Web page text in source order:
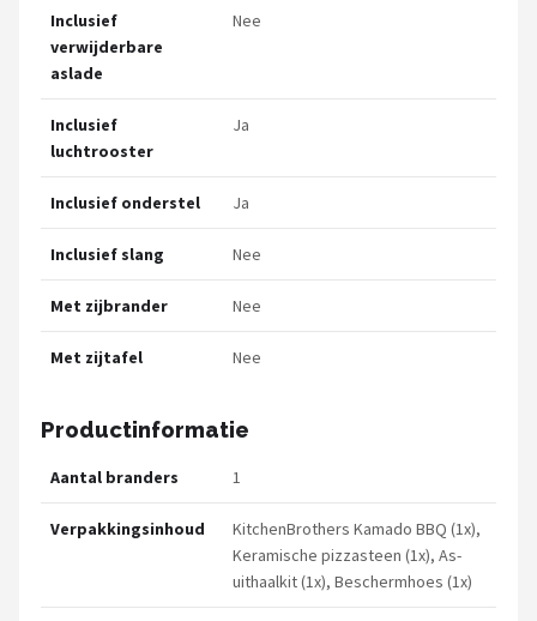
Inclusief
verwijderbare
aslade
Nee
Inclusief
luchtrooster
Ja
Inclusief onderstel Ja
Inclusief slang Nee
Met zijbrander Nee
Met zijtafel Nee
Productinformatie
Aantal branders 1
Verpakkingsinhoud
KitchenBrothers Kamado BBQ (1x),
Keramische pizzasteen (1x), As-
uithaalkit (1x), Beschermhoes (1x)